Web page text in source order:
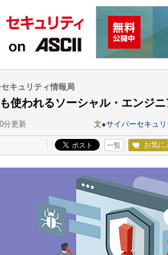
キュリティ情報局
使われるソーシャル・エンジ
分更新 文●サイバーセキュ
一覧 お気に